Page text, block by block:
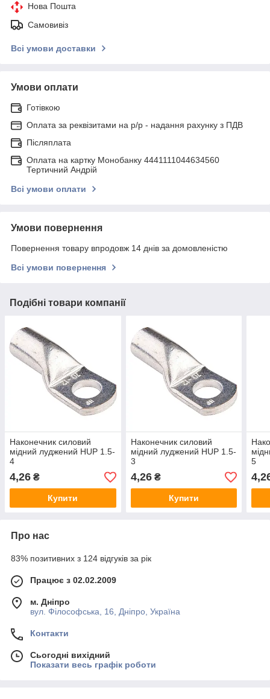
Нова Пошта
Самовивіз
Всі умови доставки
Умови оплати
Готівкою
Оплата за реквізитами на р/р - надання рахунку з ПДВ
Післяплата
Оплата на картку Монобанку 4441111044634560
Тертичний Андрій
Всі умови оплати
Умови повернення
Повернення товару впродовж 14 днів за домовленістю
Всі умови повернення
Подібні товари компанії
Наконечник силовий
мідний луджений HUP 1.5-
4
4,26 ₴
Купити
Наконечник силовий
мідний луджений HUP 1.5-
3
4,26₴
Купити
5
Про нас
83% позитивних з 124 відгуків за рік
Працює з 02.02.2009
м. Дніпро
вул. Філософська, 16, Дніпро, Україна
Контакти
Сьогодні вихідний
Показати весь графік роботи